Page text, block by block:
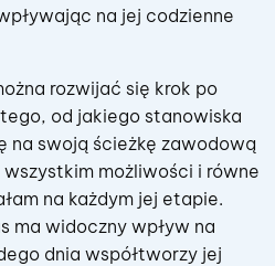
na jej codzienne
rozwijać się krok po
od jakiego stanowiska
na swoją ścieżkę zawodową
możliwości i równe
na każdym jej etapie.
ma widoczny wpływ na
dnia współtworzy jej